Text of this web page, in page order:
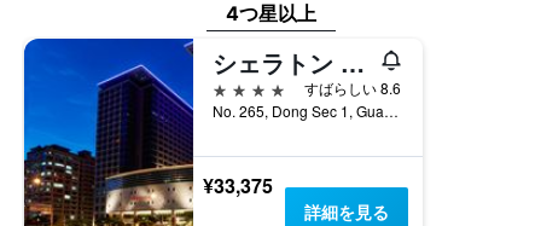
4つ星以上
シェラトン 新竹 ホテル
4つ星
すばらしい 8.6
No. 265, Dong Sec 1, Guangming 6th Rd, 竹北市, 台湾
¥33,375
詳細を見る